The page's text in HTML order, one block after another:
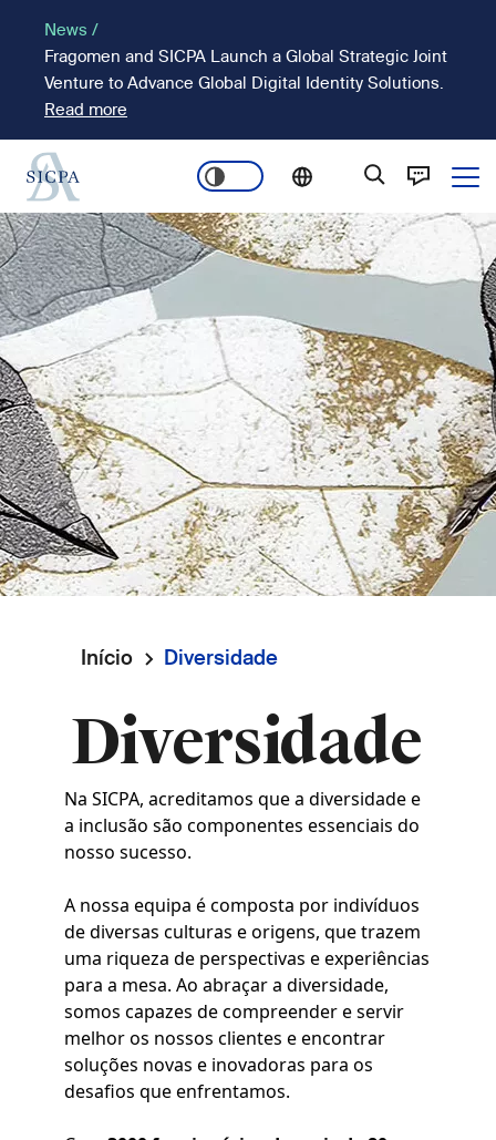
conteúdo
principal
News /
Fragomen and SICPA Launch a Global Strategic Joint
Venture to Advance Global Digital Identity Solutions.
Read more
Main
navigation
Imagem
Navegação
estrutural
Início Diversidade
Diversidade
Na SICPA, acreditamos que a diversidade e
a inclusão são componentes essenciais do
nosso sucesso.
A nossa equipa é composta por indivíduos
de diversas culturas e origens, que trazem
uma riqueza de perspectivas e experiências
para a mesa. Ao abraçar a diversidade,
somos capazes de compreender e servir
melhor os nossos clientes e encontrar
soluções novas e inovadoras para os
desafios que enfrentamos.